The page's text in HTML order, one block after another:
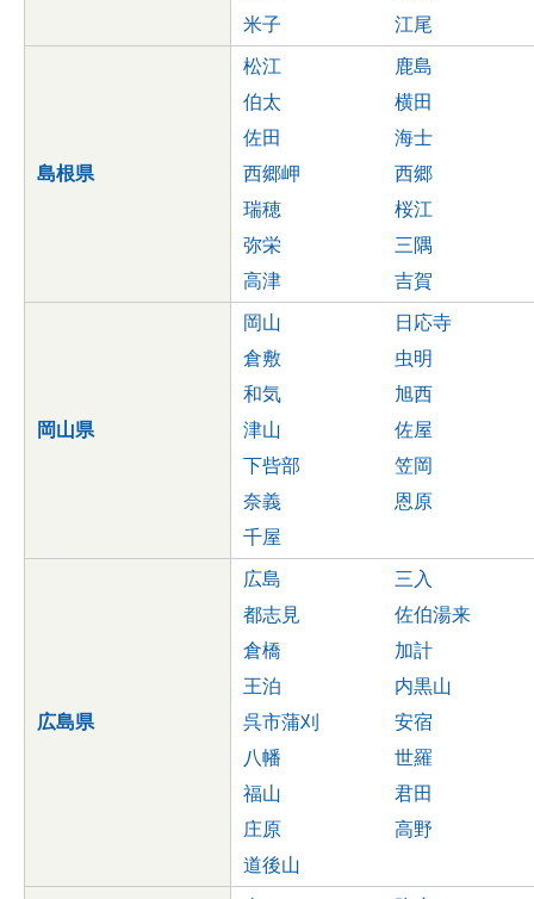
米子
江尾
島根県
松江
鹿島
伯太
横田
佐田
海士
西郷岬
西郷
瑞穂
桜江
弥栄
三隅
高津
吉賀
岡山県
岡山
日応寺
倉敷
虫明
和気
旭西
津山
佐屋
下呰部
笠岡
奈義
恩原
千屋
広島県
広島
三入
都志見
佐伯湯来
倉橋
加計
王泊
内黒山
呉市蒲刈
安宿
八幡
世羅
福山
君田
庄原
高野
道後山